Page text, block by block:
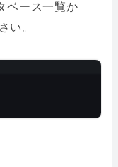
ベース一覧か
い。